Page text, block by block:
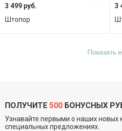
3 499 руб.
Штопор
3
Показать
ПОЛУЧИТЕ 500 БОНУСНЫХ
Узнавайте первыми о наших новых
специальных предложениях.